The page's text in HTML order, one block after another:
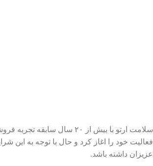
سلامت ارتو با بیش از
فعالیت خود را اغاز کرد و حال با توجه به این
عزیزان داشته باشد.